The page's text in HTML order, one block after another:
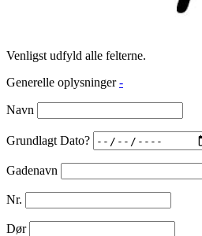
Venligst udfyld alle felterne.
Generelle oplysninger -
Navn
Grundlagt Dato?
Gadenavn
Nr.
Dør